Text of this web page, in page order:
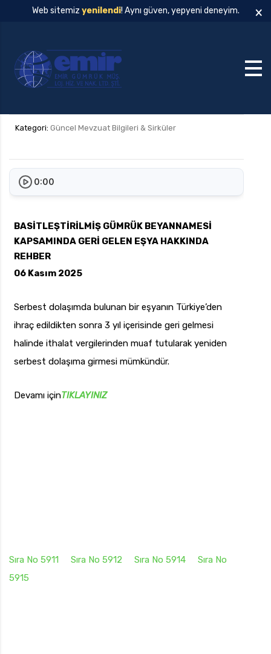
Web sitemiz yenilendi! Aynı güven, yepyeni deneyim. ×
Pzt — Cmt: 09:00 — 18:00
Kategori: Güncel Mevzuat Bilgileri & Sirküler
0:00
BASİTLEŞTİRİLMİŞ GÜMRÜK BEYANNAMESİ
KAPSAMINDA GERİ GELEN EŞYA HAKKINDA
REHBER
06 Kasım 2025
Serbest dolaşımda bulunan bir eşyanın Türkiye’den
ihraç edildikten sonra 3 yıl içerisinde geri gelmesi
halinde ithalat vergilerinden muaf tutularak yeniden
serbest dolaşıma girmesi mümkündür.
Devamı içinTIKLAYINIZ
Sıra No 5911 Sıra No 5912 Sıra No 5914
Sıra No
5915